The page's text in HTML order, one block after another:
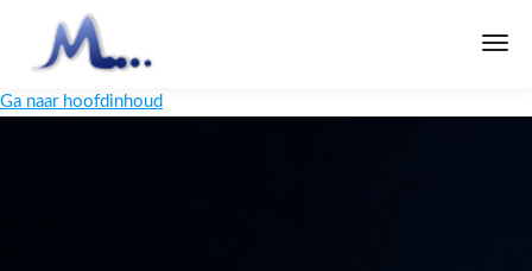
Ga naar hoofdinhoud